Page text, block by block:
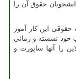
حقوق آن را
این کار آموز
خود نشسته و زمانی
را آنها ساپورت و